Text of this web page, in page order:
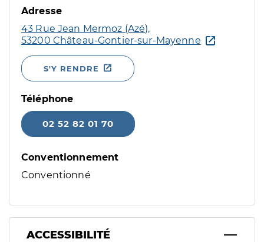
Adresse
43 Rue Jean Mermoz (Azé),
53200 Château-Gontier-sur-Mayenne
S'Y RENDRE
Téléphone
02 52 82 01 70
Conventionnement
Conventionné
ACCESSIBILITÉ